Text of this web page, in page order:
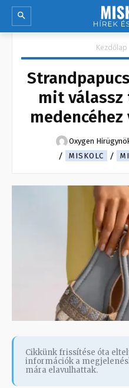
Kezdőlap
mit válassz
medencéhez
Oxygen
MISKOLC
Cikkünk frissítése óta
információk a
mára elavulhattak.